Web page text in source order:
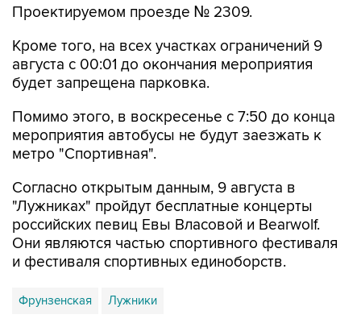
Проектируемом проезде № 2309.
Кроме того, на всех участках ограничений 9
августа с 00:01 до окончания мероприятия
будет запрещена парковка.
Помимо этого, в воскресенье с 7:50 до конца
мероприятия автобусы не будут заезжать к
метро "Спортивная".
Согласно открытым данным, 9 августа в
"Лужниках" пройдут бесплатные концерты
российских певиц Евы Власовой и Bearwolf.
Они являются частью спортивного фестиваля
и фестиваля спортивных единоборств.
Фрунзенская Лужники